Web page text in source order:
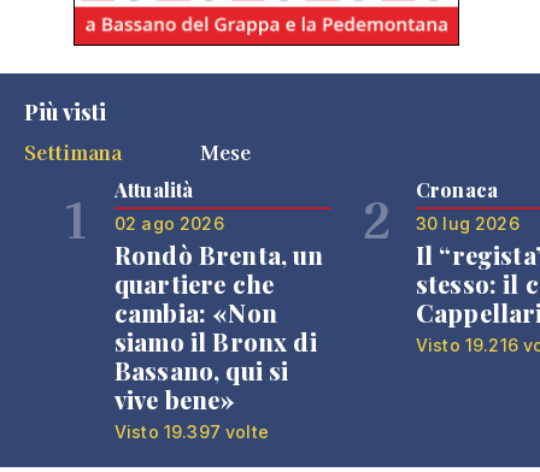
Più visti
Settimana
Mese
1 Attualità
02 ago 2026
Rondò Brenta, un
quartiere che
cambia: «Non
siamo il Bronx di
Bassano, qui si
vive bene»
Visto 19.397 volte
2 Cronaca
30 lug 2026
Il
stesso: il
Visto 19.216